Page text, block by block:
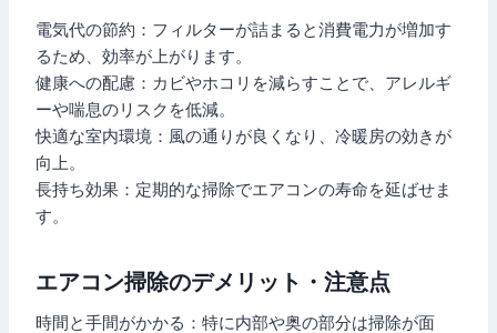
電気代の節約：フィルターが詰まると消費電力が増加す
るため、効率が上がります。
健康への配慮：カビやホコリを減らすことで、アレルギ
ーや喘息のリスクを低減。
快適な室内環境：風の通りが良くなり、冷暖房の効きが
向上。
長持ち効果：定期的な掃除でエアコンの寿命を延ばせま
す。
エアコン掃除のデメリット・注意点
時間と手間がかかる：特に内部や奥の部分は掃除が面